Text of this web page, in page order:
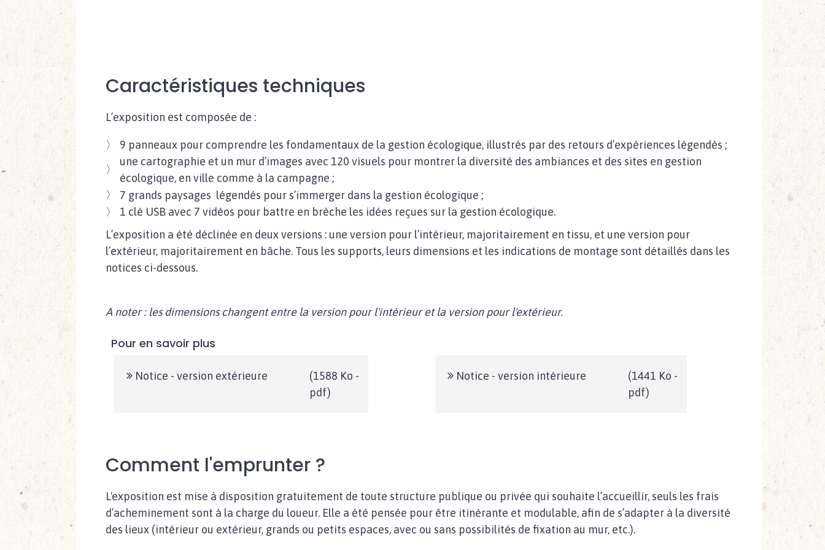
Caractéristiques techniques
L’exposition est composée de :
9 panneaux pour comprendre les fondamentaux de la gestion écologique, illustrés par des retours d’expériences légendés ;
une cartographie et un mur d’images avec 120 visuels pour montrer la diversité des ambiances et des sites en gestion
écologique, en ville comme à la campagne ;
7 grands paysages légendés pour s’immerger dans la gestion écologique ;
1 clé USB avec 7 vidéos pour battre en brèche les idées reçues sur la gestion écologique.
L’exposition a été déclinée en deux versions : une version pour l’intérieur, majoritairement en tissu, et une version pour
l’extérieur, majoritairement en bâche. Tous les supports, leurs dimensions et les indications de montage sont détaillés dans les
notices ci-dessous.
A noter : les dimensions changent entre la version pour l'intérieur et la version pour l'extérieur.
Pour en savoir plus
Notice - version extérieure
(1588 Ko -
pdf)
Notice - version intérieure
(1441 Ko -
pdf)
Comment l'emprunter ?
L'exposition est mise à disposition gratuitement de toute structure publique ou privée qui souhaite l’accueillir, seuls les frais
d’acheminement sont à la charge du loueur. Elle a été pensée pour être itinérante et modulable, afin de s’adapter à la diversité
des lieux (intérieur ou extérieur, grands ou petits espaces, avec ou sans possibilités de fixation au mur, etc.).